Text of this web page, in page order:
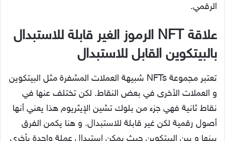
الرقمي.
علاقة NFT الرموز الغير قابلة للاستبدال
بالبيتكوين القابل للاستبدال
تعتبر مجموعة NFTs شبيهة العملات المشفرة مثل البيتكوين
و العملات الأخرى في بعض النقاط. لكن تختلف عنها في
نقاط ثانية فهي جزء من بلوك تشين الإيثريوم هذا يعني أنها
أصول رقمية لكن غير قابلة للاستبدال. و هنا يكمن الفرق